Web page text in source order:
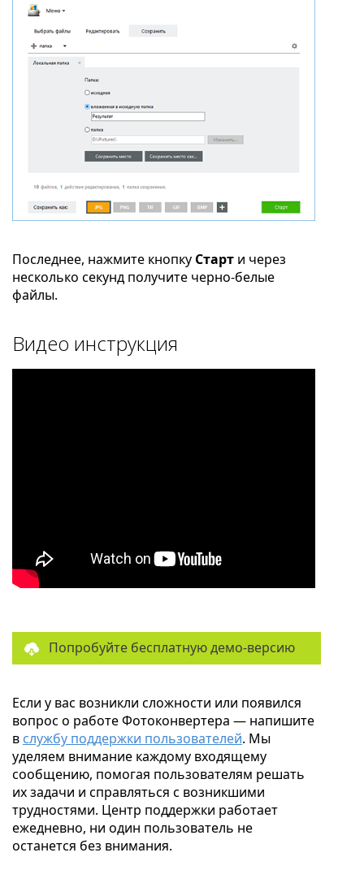
Последнее, нажмите кнопку Старт и через
несколько секунд получите черно-белые
файлы.
Видео инструкция
Попробуйте бесплатную демо-версию
Если у вас возникли сложности или появился
вопрос о работе Фотоконвертера — напишите
в службу поддержки пользователей. Мы
уделяем внимание каждому входящему
сообщению, помогая пользователям решать
их задачи и справляться с возникшими
трудностями. Центр поддержки работает
ежедневно, ни один пользователь не
останется без внимания.